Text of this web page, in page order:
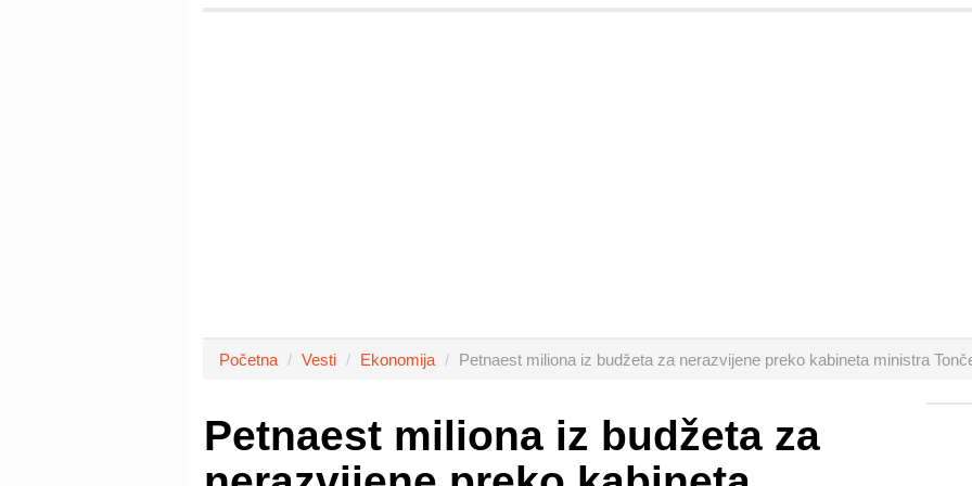
Početna Vesti Ekonomija Petnaest miliona iz budžeta za nerazvijene preko kabineta ministra
Petnaest miliona iz budžeta za